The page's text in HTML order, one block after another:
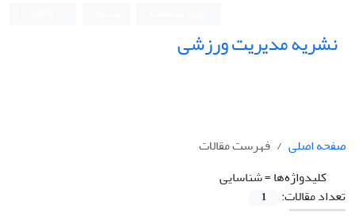
نشریه مدیریت ورزشی
صفحه اصلی
فهرست مقالات
کلیدواژه‌ها =شناسایی
تعداد مقالات:
1